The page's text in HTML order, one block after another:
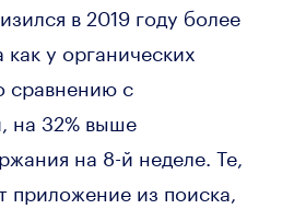
в 2019 году более
у органических
сравнению с
на 32% выше
на 8-й неделе. Те,
приложение из поиска,